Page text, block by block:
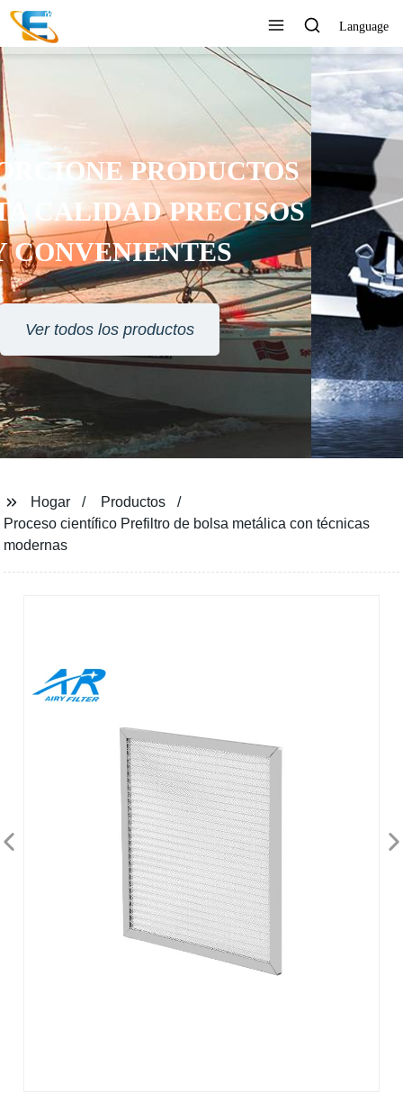
Language
SERVICIO AL CLIENTE 24
HORAS EN LÍNEA
Ver todos los productos
Hogar
Productos
Proceso científico Prefiltro de bolsa metálica con técnicas
modernas